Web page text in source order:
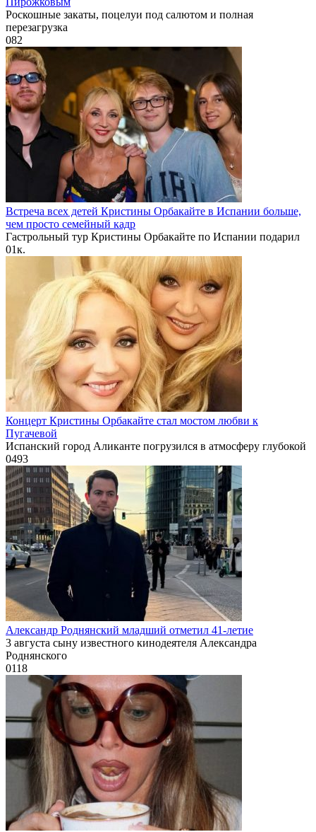
Роскошные закаты, поцелуи под салютом и полная
перезагрузка
082
Встреча всех детей Кристины Орбакайте в Испании больше,
чем просто семейный кадр
Гастрольный тур Кристины Орбакайте по Испании подарил
01к.
Концерт Кристины Орбакайте стал мостом любви к
Пугачевой
Испанский город Аликанте погрузился в атмосферу глубокой
0493
Александр Роднянский младший отметил 41-летие
3 августа сыну известного кинодеятеля Александра
Роднянского
0118